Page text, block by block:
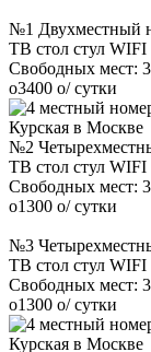
№1 Двухместный
ТВ стол стул WIFI
Свободных мест: 3
o3400 o/ сутки
№2
ТВ стол стул WIFI
Свободных мест: 3
o1300 o/ сутки
№3
ТВ стол стул WIFI
Свободных мест: 3
o1300 o/ сутки